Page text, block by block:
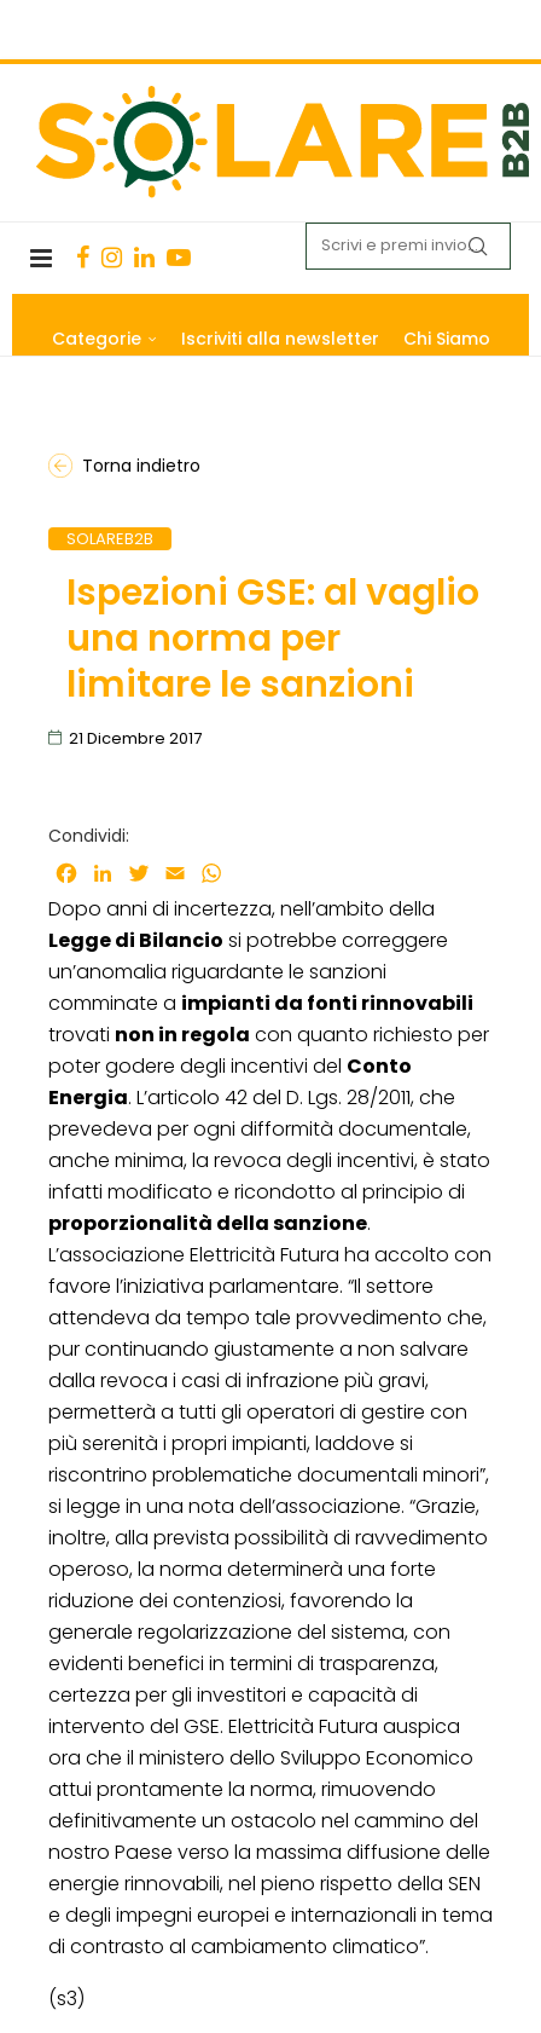
Categorie Iscriviti alla newsletter Chi Siamo
Torna indietro
SOLAREB2B
Ispezioni GSE: al vaglio
una norma per
limitare le sanzioni
21 Dicembre 2017
Condividi:
Facebook
LinkedInTwitter
Email
Dopo anni di incertezza, nell’ambito della
Legge di Bilancio si potrebbe correggere
un’anomalia riguardante le sanzioni
comminate a impianti da fonti rinnovabili
trovati non in regola con quanto richiesto per
poter godere degli incentivi del Conto
Energia. L’articolo 42 del D. Lgs. 28/2011, che
prevedeva per ogni difformità documentale,
anche minima, la revoca degli incentivi, è stato
infatti modificato e ricondotto al principio di
proporzionalità della sanzione.
L’associazione Elettricità Futura ha accolto con
favore l’iniziativa parlamentare. “Il settore
attendeva da tempo tale provvedimento che,
pur continuando giustamente a non salvare
dalla revoca i casi di infrazione più gravi,
permetterà a tutti gli operatori di gestire con
più serenità i propri impianti, laddove si
riscontrino problematiche documentali minori”,
si legge in una nota dell’associazione. “Grazie,
inoltre, alla prevista possibilità di ravvedimento
operoso, la norma determinerà una forte
riduzione dei contenziosi, favorendo la
generale regolarizzazione del sistema, con
evidenti benefici in termini di trasparenza,
certezza per gli investitori e capacità di
intervento del GSE. Elettricità Futura auspica
ora che il ministero dello Sviluppo Economico
attui prontamente la norma, rimuovendo
definitivamente un ostacolo nel cammino del
nostro Paese verso la massima diffusione delle
energie rinnovabili, nel pieno rispetto della SEN
e degli impegni europei e internazionali in tema
di contrasto al cambiamento climatico”.
(s3)